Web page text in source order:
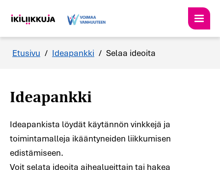
Etusivu / Ideapankki / Selaa ideoita
Ideapankki
Ideapankista löydät käytännön vinkkejä ja
toimintamalleja ikääntyneiden liikkumisen
edistämiseen.
Voit selata ideoita aihealueittain tai hakea